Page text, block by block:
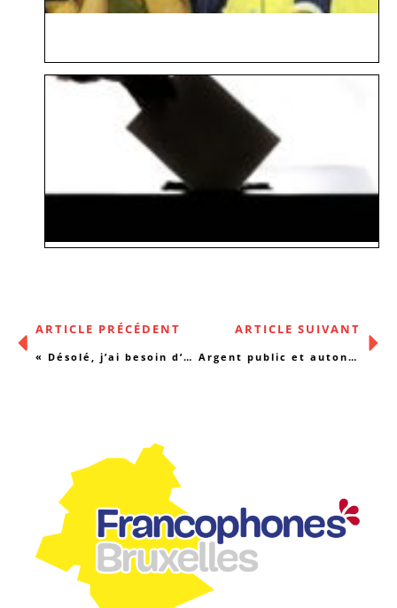
ARTICLE PRÉCÉDENT
« Désolé, j’ai besoin d’aider ma maman qui est malade »
ARTICLE SUIVANT
Argent public et autonomie associative